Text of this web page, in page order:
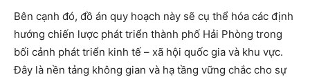
Bên cạnh đó, đồ án quy hoạch này sẽ cụ thể hóa các định
hướng chiến lược phát triển thành phố Hải Phòng trong
bối cảnh phát triển kinh tế – xã hội quốc gia và khu vực.
Đây là nền tảng không gian và hạ tầng vững chắc cho sự